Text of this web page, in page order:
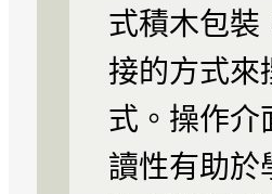
式積木包裝
接的方式來
式。操作介
讀性有助於